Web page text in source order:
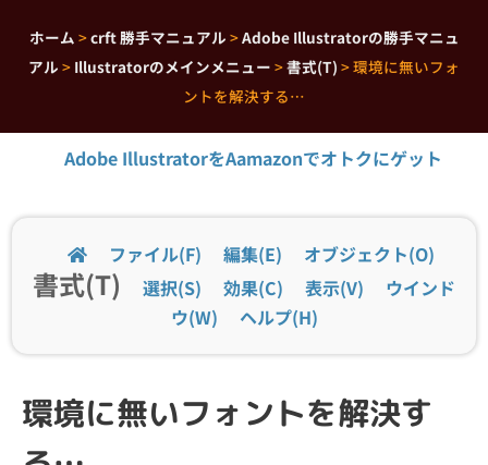
ホーム >crft 勝手マニュアル >Adobe Illustratorの勝手マニュ
アル > Illustratorのメインメニュー >書式(T) >環境に無いフォ
ントを解決する…
Adobe IllustratorをAamazonでオトクにゲット
ファイル(F) 編集(E) オブジェクト(O)
書式(T) 選択(S) 効果(C) 表示(V)
ウインド
ウ(W)
ヘルプ(H)
環境に無いフォントを解決す